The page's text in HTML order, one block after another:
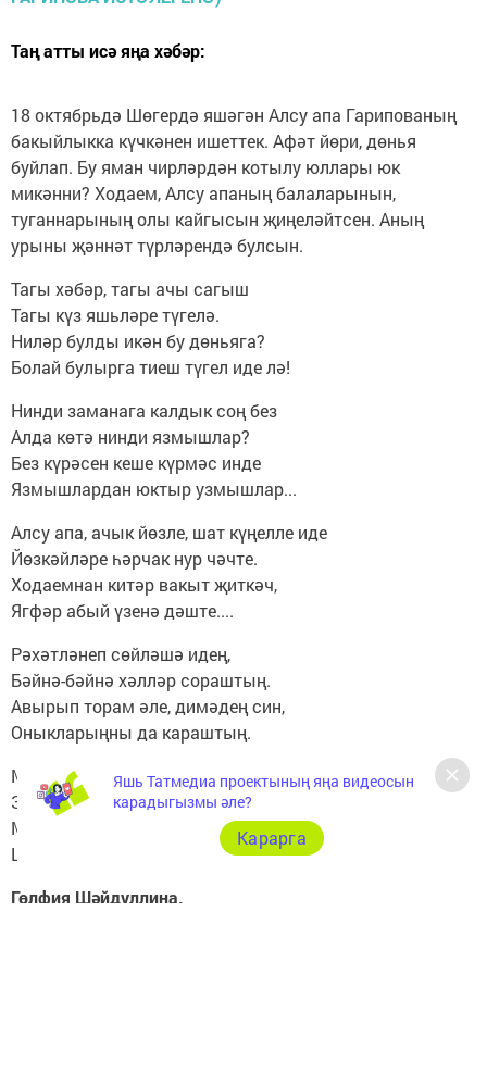
Таң атты исә яңа хәбәр:
18 октябрьдә Шөгердә яшәгән Алсу апа Гарипованың
бакыйлыкка күчкәнен ишеттек. Афәт йөри, дөнья
буйлап. Бу яман чирләрдән котылу юллары юк
микәнни? Ходаем, Алсу апаның балаларынын,
туганнарының олы кайгысын җиңеләйтсен. Аның
урыны җәннәт түрләрендә булсын.
Тагы хәбәр, тагы ачы сагыш
Тагы күз яшьләре түгелә.
Ниләр булды икән бу дөньяга?
Болай булырга тиеш түгел иде лә!
Нинди заманага калдык соң без
Алда көтә нинди язмышлар?
Без күрәсен кеше күрмәс инде
Язмышлардан юктыр узмышлар...
Алсу апа, ачык йөзле, шат күңелле иде
Йөзкәйләре һәрчак нур чәчте.
Ходаемнан китәр вакыт җиткәч,
Ягфәр абый үзенә дәште....
Рәхәтләнеп сөйләшә идең,
Бәйнә-бәйнә хәлләр сораштың.
Авырып торам әле, димәдең син,
Оныкларыңны да караштың.
Матурлыкны күрә белә идең,
Зәвык белән генә киендең.
Матур әйбер күрсәң сабыйларча
Шатландың һәм бик тә сөендең.
Гөлфия Шәйдуллина.
Яшь Татмедиа проектының яңа видеосын
карадыгызмы әле?
Карарга